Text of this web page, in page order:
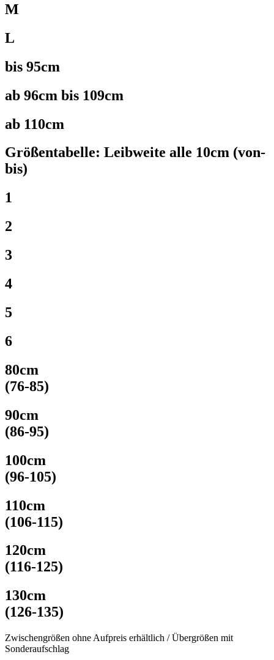
M
L
bis 95cm
ab 96cm bis 109cm
ab 110cm
Größentabelle: Leibweite alle 10cm (von-
bis)
1
2
3
4
5
6
80cm
(76-​85)
90cm
(86-​95)
100cm
(96-​105)
110cm
(106-​115)
120cm
(116-​125)
130cm
(126-​135)
Zwischengrößen ohne Aufpreis erhältlich / Übergrößen mit
Sonderaufschlag